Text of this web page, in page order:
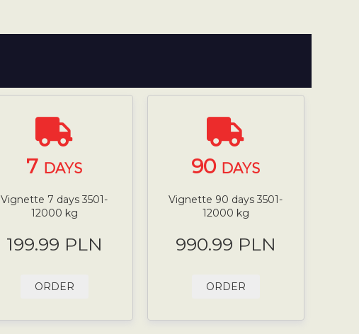
7 DAYS
Vignette 7 days 3501-
12000 kg
199.99 PLN
ORDER
90 DAYS
Vignette 90 days 3501-
12000 kg
990.99 PLN
ORDER